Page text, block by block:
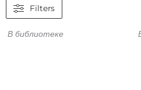
Filters
В библиотеке